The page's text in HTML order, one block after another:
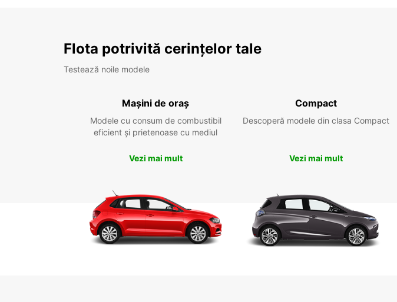
Flota potrivită cerințelor tale
Testează noile modele
Mașini de oraș
Modele cu consum de combustibil
eficient și prietenoase cu mediul
Vezi mai mult
Compact
Descoperă modele din clasa Compact
Vezi mai mult